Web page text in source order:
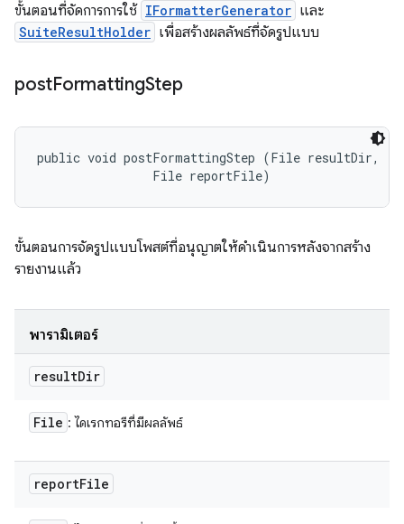
ขั้นตอนที่จัดการการใช้ IFormatterGenerator และ
SuiteResultHolder เพื่อสร้างผลลัพธ์ที่จัดรูปแบบ
postFormattingStep
public void postFormattingStep (File resultDir,
                File reportFile)
ขั้นตอนการจัดรูปแบบโพสต์ที่อนุญาตให้ดำเนินการหลังจากสร้าง
รายงานแล้ว
พารามิเตอร์
resultDir
File : ไดเรกทอรีที่มีผลลัพธ์
reportFile